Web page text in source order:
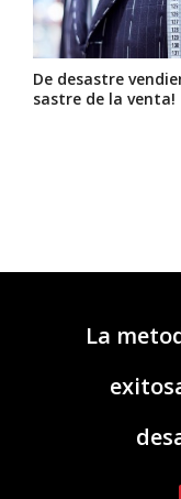
De desastre
sastre de la venta!
La